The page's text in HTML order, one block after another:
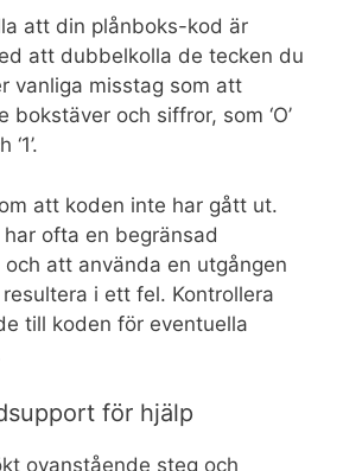
att din plånboks-kod är
att dubbelkolla de tecken du
vanliga misstag som att
bokstäver och siffror, som ‘O’
‘1’.
att koden inte har gått ut.
ofta en begränsad
att använda en utgången
i ett fel. Kontrollera
till koden för eventuella
för hjälp
ovanstående steg och